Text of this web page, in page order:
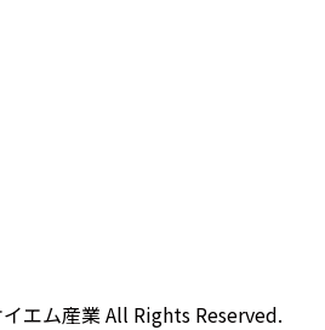
エム産業 All Rights Reserved.